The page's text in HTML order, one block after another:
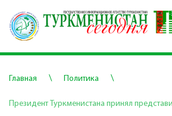
Главная \ Политика \
Президент Туркменистана принял